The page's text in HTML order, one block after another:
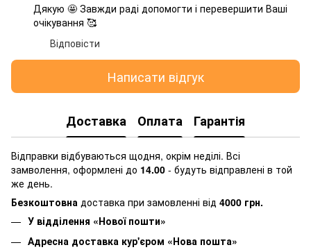
Дякую 🤩 Завжди раді допомогти і перевершити Ваші
очікування 🥰
Відповісти
Написати відгук
Доставка Оплата Гарантія
Відправки відбуваються щодня, окрім неділі. Всі
замволення, оформлені до 14.00 - будуть відправлені в той
же день.
Безкоштовна доставка при замовленні від 4000 грн.
У відділення «Нової пошти»
Адресна доставка кур'єром «Нова пошта»